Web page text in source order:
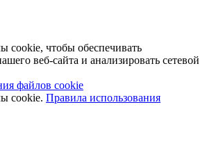
cookie, чтобы обеспечивать
веб-сайта и анализировать сетевой
файлов cookie
cookie. Правила использования